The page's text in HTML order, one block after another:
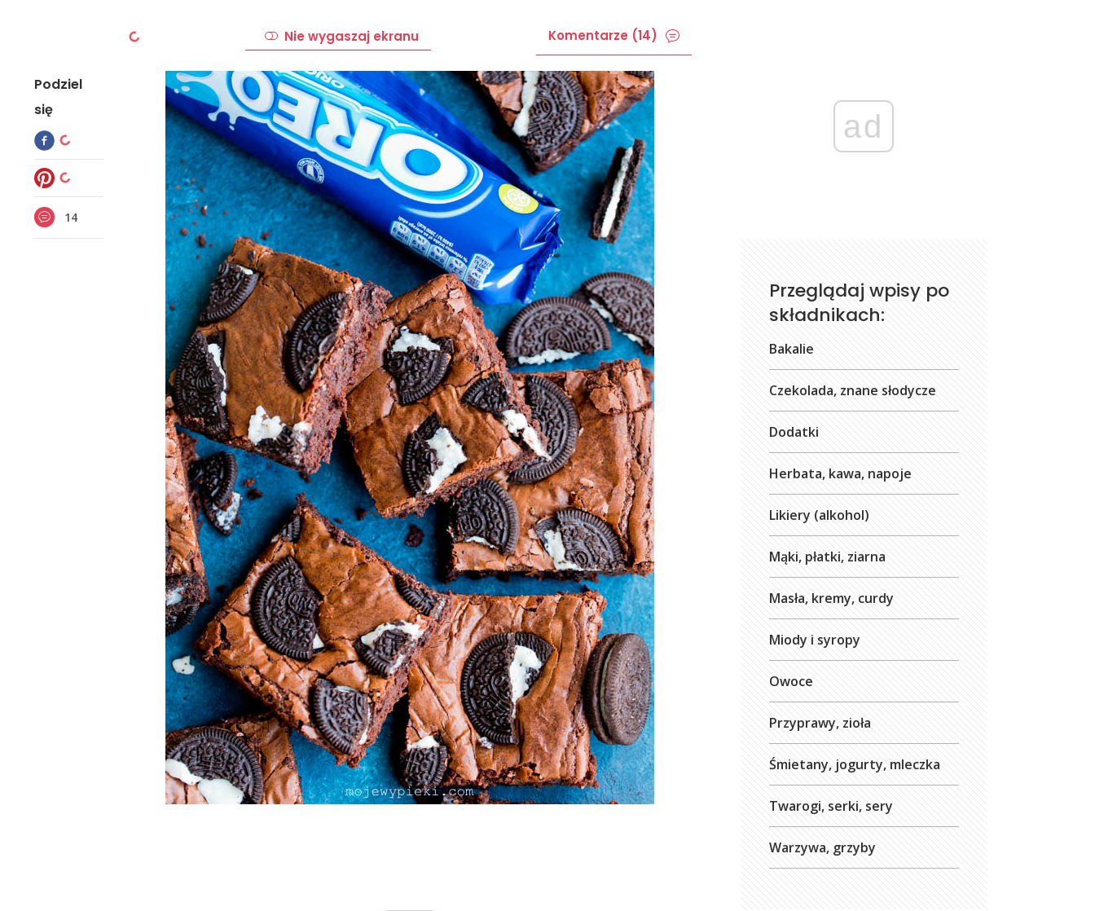
Podziel
się
14
Nie wygaszaj ekranu Komentarze (14)
ad
Przeglądaj wpisy po
składnikach:
Bakalie
Czekolada, znane słodycze
Dodatki
Herbata, kawa, napoje
Likiery (alkohol)
Mąki, płatki, ziarna
Masła, kremy, curdy
Miody i syropy
Owoce
Przyprawy, zioła
Śmietany, jogurty, mleczka
Twarogi, serki, sery
Warzywa, grzyby